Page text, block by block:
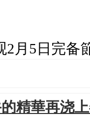
2月5日完备
精華再浇